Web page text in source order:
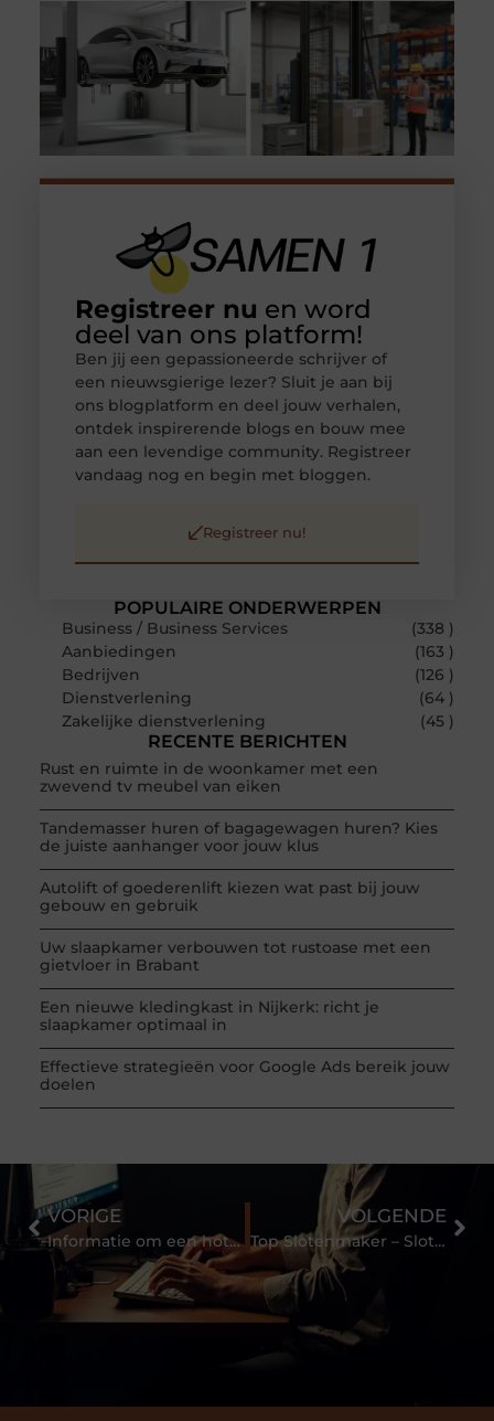
POPULAIRE ONDERWERPEN
Business / Business Services
(338 )
Aanbiedingen
(163 )
Bedrijven
(126 )
Dienstverlening
(64 )
Zakelijke dienstverlening
(45 )
RECENTE BERICHTEN
Rust en ruimte in de woonkamer met een
zwevend tv meubel van eiken
Tandemasser huren of bagagewagen huren? Kies
de juiste aanhanger voor jouw klus
Autolift of goederenlift kiezen wat past bij jouw
gebouw en gebruik
Uw slaapkamer verbouwen tot rustoase met een
gietvloer in Brabant
Een nieuwe kledingkast in Nijkerk: richt je
slaapkamer optimaal in
Effectieve strategieën voor Google Ads bereik jouw
doelen
Registreer nu en word
deel van ons platform!
Ben jij een gepassioneerde schrijver of
een nieuwsgierige lezer? Sluit je aan bij
ons blogplatform en deel jouw verhalen,
ontdek inspirerende blogs en bouw mee
aan een levendige community. Registreer
vandaag nog en begin met bloggen.
Registreer nu!
VORIGE
Informatie om een hotel te boeken in Brussel
VOLGENDE
Top Slotenmaker – Slotenmaker Amsterdam